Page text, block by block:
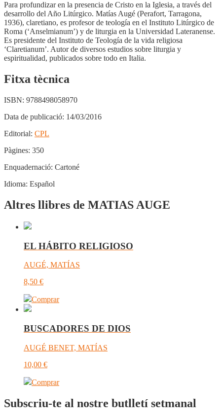
Para profundizar en la presencia de Cristo en la Iglesia, a través del
desarrollo del Año Litúrgico. Matías Augé (Perafort, Tarragona,
1936), claretiano, es profesor de teología en el Instituto Litúrgico de
Roma (‘Anselmianum’) y de liturgia en la Universidad Lateranense.
Es presidente del Instituto de Teología de la vida religiosa
‘Claretianum’. Autor de diversos estudios sobre liturgia y
espiritualidad, publicados sobre todo en Italia.
Fitxa tècnica
ISBN: 9788498058970
Data de publicació: 14/03/2016
Editorial: CPL
Pàgines: 350
Enquadernació: Cartoné
Idioma: Español
Altres llibres de MATIAS AUGE
EL HÁBITO RELIGIOSO
AUGÉ, MATÍAS
8,50 €
Comprar
BUSCADORES DE DIOS
AUGÉ BENET, MATÍAS
10,00 €
Comprar
Subscriu-te al nostre butlletí setmanal